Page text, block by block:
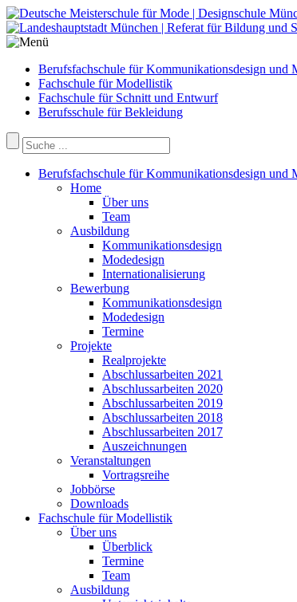
Berufsfachschule für Kommunikationsdesign und
Fachschule für Modellistik
Fachschule für Schnitt und Entwurf
Berufsschule für Bekleidung
Berufsfachschule für Kommunikationsdesign und
Home
Über uns
Team
Ausbildung
Kommunikationsdesign
Modedesign
Internationalisierung
Bewerbung
Kommunikationsdesign
Modedesign
Termine
Projekte
Realprojekte
Abschlussarbeiten 2021
Abschlussarbeiten 2020
Abschlussarbeiten 2019
Abschlussarbeiten 2018
Abschlussarbeiten 2017
Auszeichnungen
Veranstaltungen
Vortragsreihe
Jobbörse
Downloads
Fachschule für Modellistik
Über uns
Überblick
Termine
Team
Ausbildung